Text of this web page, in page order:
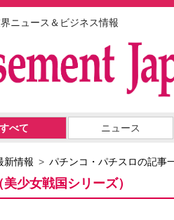
ニュース＆ビジネス情報
すべて ニュース
新情報 パチンコ・パチスロの記事
少女戦国シリーズ）